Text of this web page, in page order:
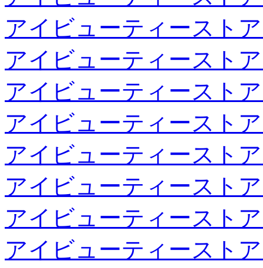
アイビューティースト
アイビューティースト
アイビューティースト
アイビューティースト
アイビューティースト
アイビューティースト
アイビューティースト
アイビューティースト